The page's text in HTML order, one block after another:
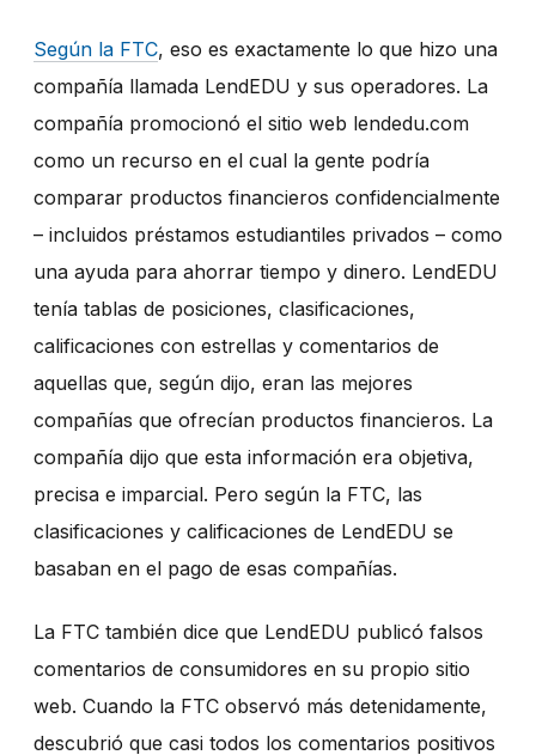
Según la FTC, eso es exactamente lo que hizo una
compañía llamada LendEDU y sus operadores. La
compañía promocionó el sitio web lendedu.com
como un recurso en el cual la gente podría
comparar productos financieros confidencialmente
– incluidos préstamos estudiantiles privados – como
una ayuda para ahorrar tiempo y dinero. LendEDU
tenía tablas de posiciones, clasificaciones,
calificaciones con estrellas y comentarios de
aquellas que, según dijo, eran las mejores
compañías que ofrecían productos financieros. La
compañía dijo que esta información era objetiva,
precisa e imparcial. Pero según la FTC, las
clasificaciones y calificaciones de LendEDU se
basaban en el pago de esas compañías.
La FTC también dice que LendEDU publicó falsos
comentarios de consumidores en su propio sitio
web. Cuando la FTC observó más detenidamente,
descubrió que casi todos los comentarios positivos